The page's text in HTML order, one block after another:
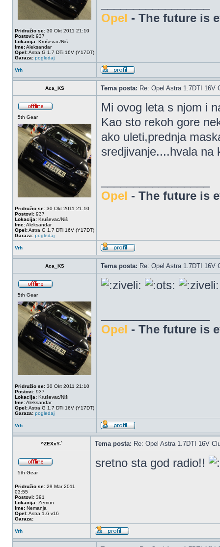
Pridružio se: 30 Okt 2011 21:10
Postovi: 937
Lokacija: Kruševac/Niš
Ime:Aleksandar
Opel:Astra G 1.7 DTi 16V (Y17DT)
Garaza: pogledaj
Opel - The future is
Vrh
Aca_KS Tema posta: Re: Opel Astra 1.7DTI 16V
5th Gear
Pridružio se: 30 Okt 2011 21:10
Postovi: 937
Lokacija: Kruševac/Niš
Ime:Aleksandar
Opel:Astra G 1.7 DTi 16V (Y17DT)
Garaza: pogledaj
Mi ovog leta s njom i
Kao sto rekoh gore
ako uleti,prednja
sredjivanje....hvala
Opel - The future is
Vrh
Aca_KS Tema posta: Re: Opel Astra 1.7DTI 16V
5th Gear
Pridružio se: 30 Okt 2011 21:10
Postovi: 937
Lokacija: Kruševac/Niš
Ime:Aleksandar
Opel:Astra G 1.7 DTi 16V (Y17DT)
Garaza: pogledaj
Opel - The future is
Vrh
^ZEXxY-` Tema posta: Re: Opel Astra 1.7DTI 16V
5th Gear
Pridružio se: 29 Mar 2011
03:55
Postovi: 391
Lokacija: Zemun
Ime: Nemanja
Opel:Astra 1.6 v16
Garaza:
sretno sta god radio!!
Vrh